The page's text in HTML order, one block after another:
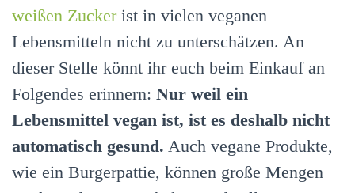
weißen Zuckerist in vielen veganen
Lebensmitteln nicht zu unterschätzen. An
dieser Stelle könnt ihr euch beim Einkauf an
Folgendes erinnern: Nur weil ein
Lebensmittel vegan ist, ist es deshalb nicht
automatisch gesund. Auch vegane Produkte,
wie ein Burgerpattie, können große Mengen